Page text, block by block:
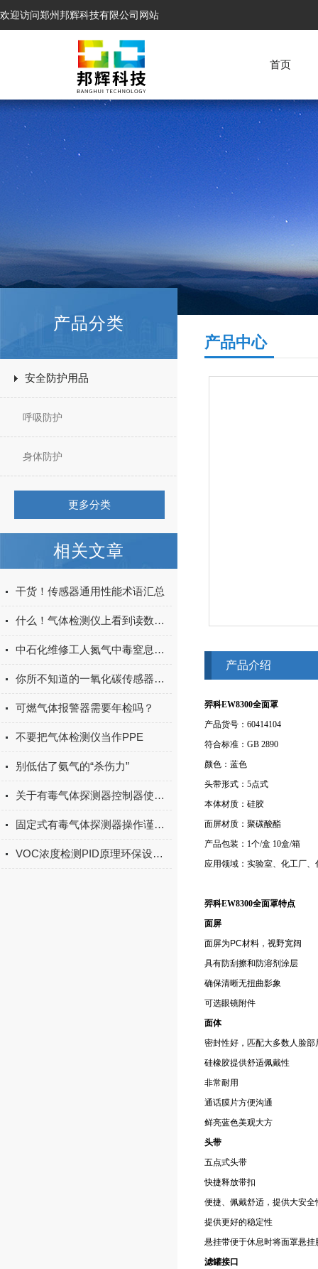
欢迎访问郑州邦辉科技有限公司网站
首页
产品分类
安全防护用品
呼吸防护
身体防护
更多分类
相关文章
干货！传感器通用性能术语汇总
什么！气体检测仪上看到读数为负？
中石化维修工人氮气中毒窒息！这危险，你也在忽视吗？
你所不知道的一氧化碳传感器之分类
可燃气体报警器需要年检吗？
不要把气体检测仪当作PPE
别低估了氨气的“杀伤力”
关于有毒气体探测器控制器使用的一些注意事项
固定式有毒气体探测器操作谨记事项
VOC浓度检测PID原理环保设备的检测原理
产品中心
产品介绍
羿科EW8300全面罩
产品货号：60414104
符合标准：GB 2890
颜色：蓝色
头带形式：5点式
本体材质：硅胶
面屏材质：聚碳酸酯
产品包装：1个/盒 10盒/箱
应用领域：实验室、化工厂、
羿科EW8300全面罩特点
面屏
面屏为PC材料，视野宽阔
具有防刮擦和防溶剂涂层
确保清晰无扭曲影象
可选眼镜附件
面体
密封性好，匹配大多数人脸部
硅橡胶提供舒适佩戴性
非常耐用
通话膜片方便沟通
鲜亮蓝色美观大方
头带
五点式头带
快捷释放带扣
便捷、佩戴舒适，提供大安全
提供更好的稳定性
悬挂带便于休息时将面罩悬挂
滤罐接口